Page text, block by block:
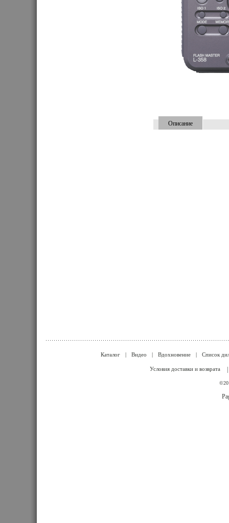
Описание
Каталог | Видео | Вдохновение | Список
Условия доставки и возврата